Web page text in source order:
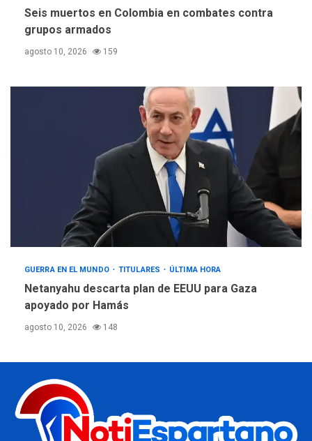
Seis muertos en Colombia en combates contra
grupos armados
agosto 10, 2026 159
GUERRA EN EL MUNDO TITULARES ÚLTIMA HORA
Netanyahu descarta plan de EEUU para Gaza
apoyado por Hamás
agosto 10, 2026 148